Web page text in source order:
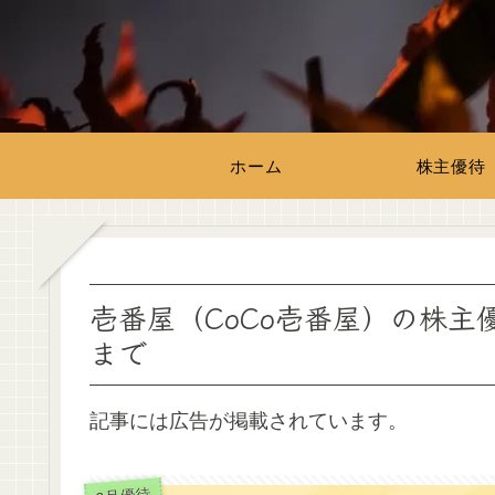
ホーム 株主優待
壱番屋（CoCo壱番屋）の株
まで
記事には広告が掲載されています。